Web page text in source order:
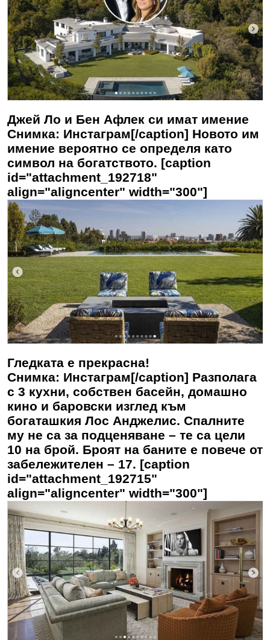
Джей Ло и Бен Афлек си имат имение
Снимка: Инстаграм[/caption] Новото им
имение вероятно се определя като
символ на богатството. [caption
id="attachment_192718"
align="aligncenter" width="300"]
Гледката е прекрасна!
Снимка: Инстаграм[/caption] Разполага
с 3 кухни, собствен басейн, домашно
кино и баровски изглед към
богаташкия Лос Анджелис. Спалните
му не са за подценяване – те са цели
10 на брой. Броят на баните е повече от
забележителен – 17. [caption
id="attachment_192715"
align="aligncenter" width="300"]